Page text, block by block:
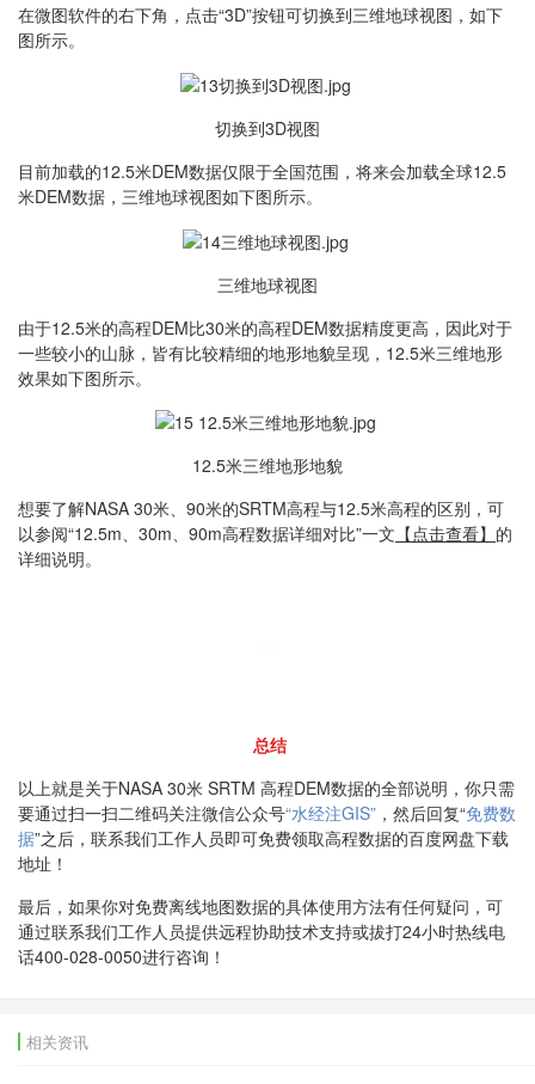
在微图软件的右下角，点击“3D”按钮可切换到三维地球视图，如下
图所示。
切换到3D视图
目前加载的12.5米DEM数据仅限于全国范围，将来会加载全球12.5
米DEM数据，三维地球视图如下图所示。
三维地球视图
由于12.5米的高程DEM比30米的高程DEM数据精度更高，因此对于
一些较小的山脉，皆有比较精细的地形地貌呈现，12.5米三维地形
效果如下图所示。
12.5米三维地形地貌
想要了解NASA 30米、90米的SRTM高程与12.5米高程的区别，可
以参阅“12.5m、30m、90m高程数据详细对比”一文 【点击查看】 的
详细说明。
总结
以上就是关于NASA 30米 SRTM 高程DEM数据的全部说明，你只需
要通过扫一扫二维码关注微信公众号“水经注GIS” ，然后回复“免费数
据”之后，联系我们工作人员即可免费领取高程数据的百度网盘下载
地址！
最后，如果你对免费离线地图数据的具体使用方法有任何疑问，可
通过联系我们工作人员提供远程协助技术支持或拔打24小时热线电
话400-028-0050进行咨询！
相关资讯